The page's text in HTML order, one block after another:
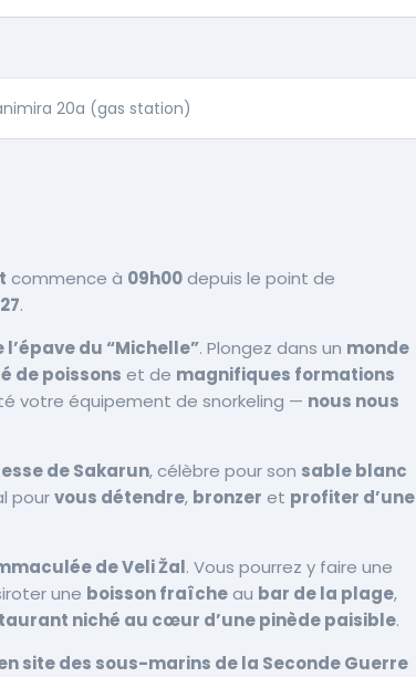
20a (gas station)
commence à 09h00depuis le point de
.
du “Michelle”. Plongez dans un monde
de poissons et de magnifiques formations
votre équipement de snorkeling — nous nous
de Sakarun, célèbre pour son sable blanc
pourvous détendre, bronzer et profiter d’une
de Veli Žal. Vous pourrez y faire une
une boisson fraîcheau bar de la plage,
niché au cœur d’une pinède paisible.
site des sous-marins de la Seconde Guerre